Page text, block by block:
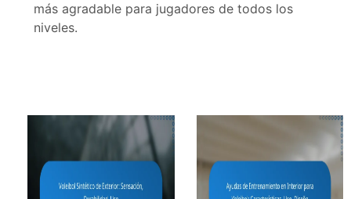
más agradable para jugadores de todos los
niveles.